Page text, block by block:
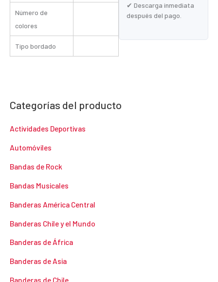
Número de
colores
Tipo bordado
✔ Descarga inmediata
después del pago.
Categorías del producto
Actividades Deportivas
Automóviles
Bandas de Rock
Bandas Musicales
Banderas América Central
Banderas Chile y el Mundo
Banderas de África
Banderas de Asia
Banderas de Chile